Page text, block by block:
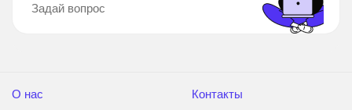
Задай вопрос
О нас Контакты